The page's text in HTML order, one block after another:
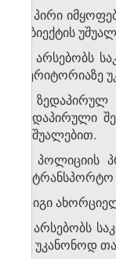
ბ) პირი
ობიექტის
გ) არსებობს
ტერიტორიაზე
3.
ზედაპირული
საშუალებით.
4. პოლიციის
ა) იგი
ბ) არსებობს
ან უკანონოდ